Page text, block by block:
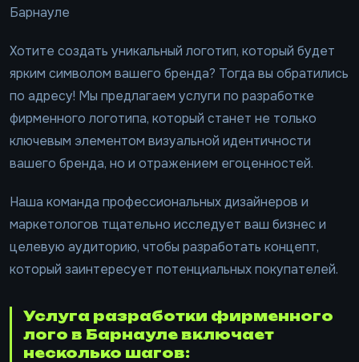
Барнауле
Хотите создать уникальный логотип, который будет
ярким символом вашего бренда? Тогда вы обратились
по адресу! Мы предлагаем услуги по разработке
фирменного логотипа, который станет не только
ключевым элементом визуальной идентичности
вашего бренда, но и отражением егоценностей.
Наша команда профессиональных дизайнеров и
маркетологов тщательно исследует ваш бизнес и
целевую аудиторию, чтобы разработать концепт,
который заинтересует потенциальных покупателей.
Услуга разработки фирменного
лого в Барнауле включает
несколько шагов: